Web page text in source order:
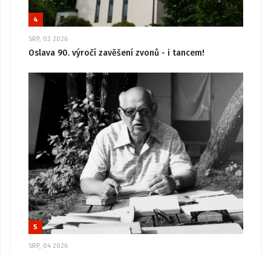
4
SRP, 03 2026
Oslava 90. výročí zavěšení zvonů - i tancem!
5
SRP, 04 2026